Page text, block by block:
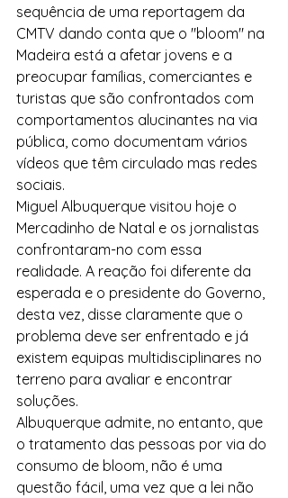
sequência de uma reportagem da
CMTV dando conta que o "bloom" na
Madeira está a afetar jovens e a
preocupar famílias, comerciantes e
turistas que são confrontados com
comportamentos alucinantes na via
pública, como documentam vários
vídeos que têm circulado mas redes
sociais.
Miguel Albuquerque visitou hoje o
Mercadinho de Natal e os jornalistas
confrontaram-no com essa
realidade. A reação foi diferente da
esperada e o presidente do Governo,
desta vez, disse claramente que o
problema deve ser enfrentado e já
existem equipas multidisciplinares no
terreno para avaliar e encontrar
soluções.
Albuquerque admite, no entanto, que
o tratamento das pessoas por via do
consumo de bloom, não é uma
questão fácil, uma vez que a lei não